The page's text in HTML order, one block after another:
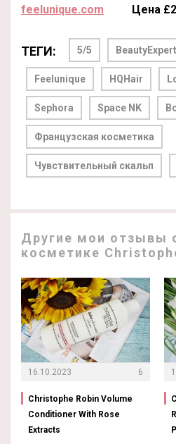
feelunique.com Цена
ТЕГИ: 5/5 BeautyExpert
Feelunique HQHair
Sephora Space NK
Французская косметика
Чувствительный скальп
Другие мои отзывы
косметике
16.10.2023 6
Christophe Robin Volume
Conditioner With Rose
Extracts